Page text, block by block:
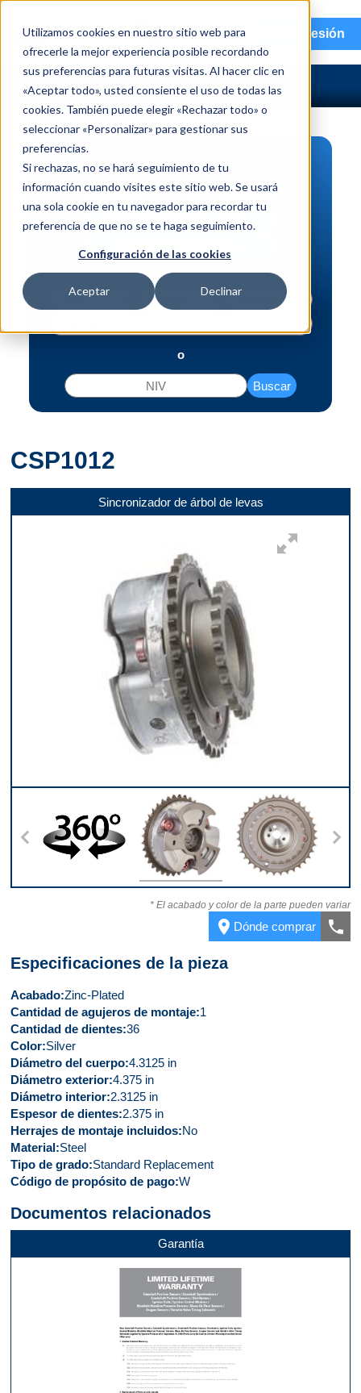
Utilizamos cookies en nuestro sitio web para
ofrecerle la mejor experiencia posible recordando
sus preferencias para futuras visitas. Al hacer clic en
«Aceptar todo», usted consiente el uso de todas las
cookies. También puede elegir «Rechazar todo» o
seleccionar «Personalizar» para gestionar sus
preferencias.
Si rechazas, no se hará seguimiento de tu
información cuando visites este sitio web. Se usará
una sola cookie en tu navegador para recordar tu
preferencia de que no se te haga seguimiento.
Configuración de las cookies
Aceptar Declinar
menu Iniciar sesión
BÚSQUEDA DE PIEZAS
Vehículo | NIV
Pieza | N.º de intercambio
o
Buscar
CSP1012
Sincronizador de árbol de levas
Ángulo Parte trasera
* El acabado y color de la parte pueden variar
place Dónde comprar call
Especificaciones de la pieza
Acabado Zinc-Plated
Cantidad de agujeros de montaje 1
Cantidad de dientes 36
Color Silver
Diámetro del cuerpo 4.3125 in
Diámetro exterior 4.375 in
Diámetro interior 2.3125 in
Espesor de dientes 2.375 in
Herrajes de montaje incluidos No
Material Steel
Tipo de grado Standard Replacement
Código de propósito de pago W
Documentos relacionados
Garantía